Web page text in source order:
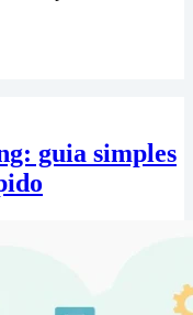
guia simples